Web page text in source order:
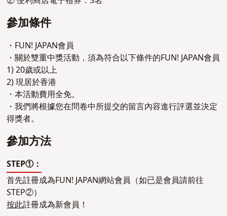
參加條件
・FUN! JAPAN會員
・關於雙重中獎活動，須為符合以下條件的FUN! JAPAN會員
1) 20歲或以上
2) 現居於香港
・本活動費用全免。
・我們將根據您在問卷中所提交的留言內容進行評選並決定
得獎者。
參加方法
STEP①：
首先註冊成為FUN! JAPAN網站會員（如已是會員請前往
STEP②）
按此註冊成為新會員！